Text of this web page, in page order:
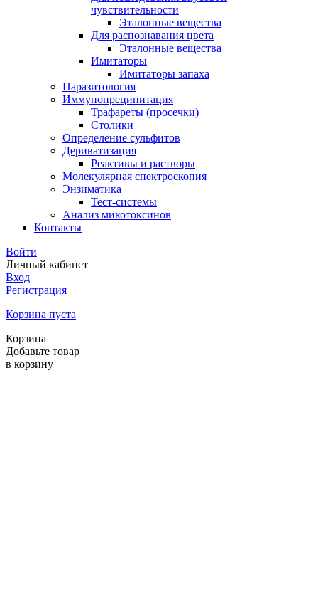
чувствительности
Эталонные вещества
Для распознавания цвета
Эталонные вещества
Имитаторы
Имитаторы запаха
Паразитология
Иммунопреципитация
Трафареты (просечки)
Столики
Определение сульфитов
Дериватизация
Реактивы и растворы
Молекулярная спектроскопия
Энзиматика
Тест-системы
Анализ микотоксинов
Контакты
Войти
Личный кабинет
Вход
Регистрация
Корзина пуста
Корзина
Добавьте товар
в корзину